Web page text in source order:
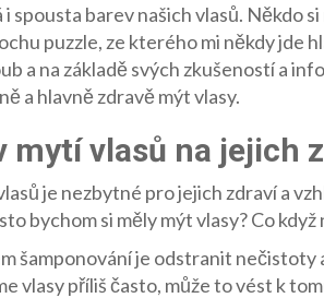
i spousta barev našich vlasů. Někdo
puzzle, ze kterého mi někdy jde
a na základě svých zkušeností a
a hlavně zdravě mýt vlasy.
mytí vlasů na jejich
je nezbytné pro jejich zdraví a
bychom si měly mýt vlasy? Co
šamponování je odstranit nečistoty
vlasy příliš často, může to vést k